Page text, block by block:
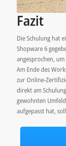
Fazit
Die Schulung hat
Shopware 6
angesprochen,
Am Ende des
zur Online-
direkt am
gewohnten
aufgepasst hat,